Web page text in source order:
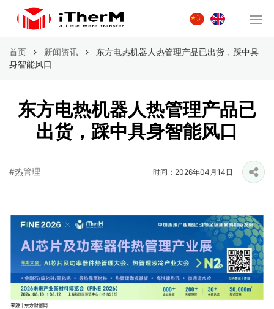
首页 新闻资讯
东方电热机器人热管理产品已出货，踩中具
身智能风口
东方电热机器人热管理产品已
出货，踩中具身智能风口
#热管理 时间：2026年04月14日